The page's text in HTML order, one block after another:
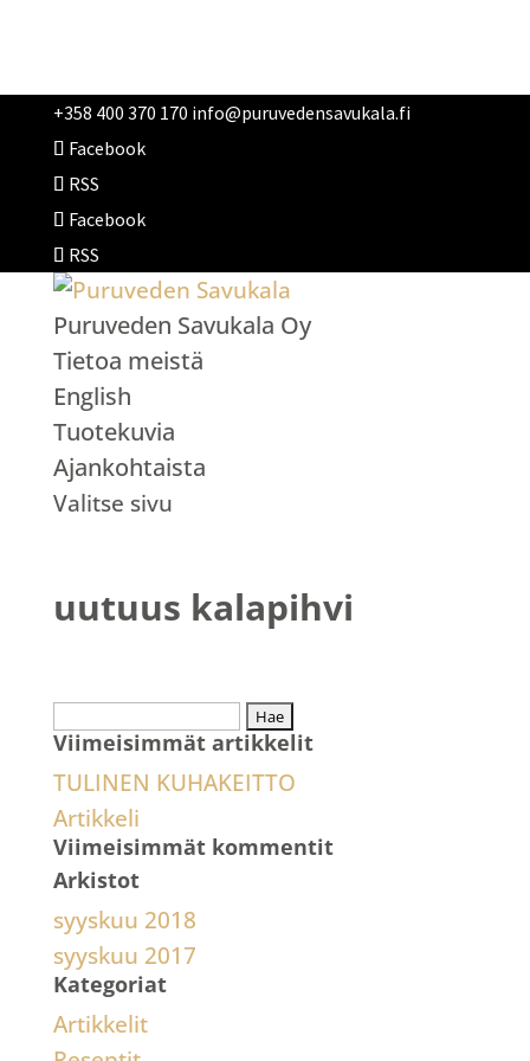
+358 400 370 170 info@puruvedensavukala.fi
Facebook
RSS
Facebook
RSS
Puruveden Savukala Oy
Tietoa meistä
English
Tuotekuvia
Ajankohtaista
Valitse sivu
uutuus kalapihvi
Haku:
Viimeisimmät artikkelit
TULINEN KUHAKEITTO
Artikkeli
Viimeisimmät kommentit
Arkistot
syyskuu 2018
syyskuu 2017
Kategoriat
Artikkelit